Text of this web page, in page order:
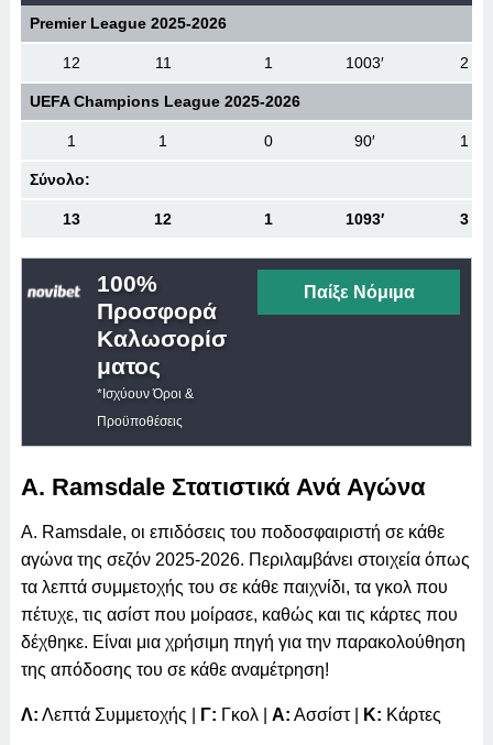
Premier League 2025-2026
12 11 1 1003′ 2
UEFA Champions League 2025-2026
1 1 0 90′ 1
Σύνολο:
13 12 1 1093′ 3
100%
Προσφορά
Καλωσορίσ
Ματος
*Ισχύουν Όροι &
Προϋποθέσεις
Παίξε Νόμιμα
A. Ramsdale Στατιστικά Ανά Αγώνα
A. Ramsdale, οι επιδόσεις του ποδοσφαιριστή σε κάθε
αγώνα της σεζόν 2025-2026. Περιλαμβάνει στοιχεία όπως
τα λεπτά συμμετοχής του σε κάθε παιχνίδι, τα γκολ που
πέτυχε, τις ασίστ που μοίρασε, καθώς και τις κάρτες που
δέχθηκε. Είναι μια χρήσιμη πηγή για την παρακολούθηση
της απόδοσης του σε κάθε αναμέτρηση!
Λ: Λεπτά Συμμετοχής | Γ: Γκολ | Α: Ασσίστ | Κ: Κάρτες